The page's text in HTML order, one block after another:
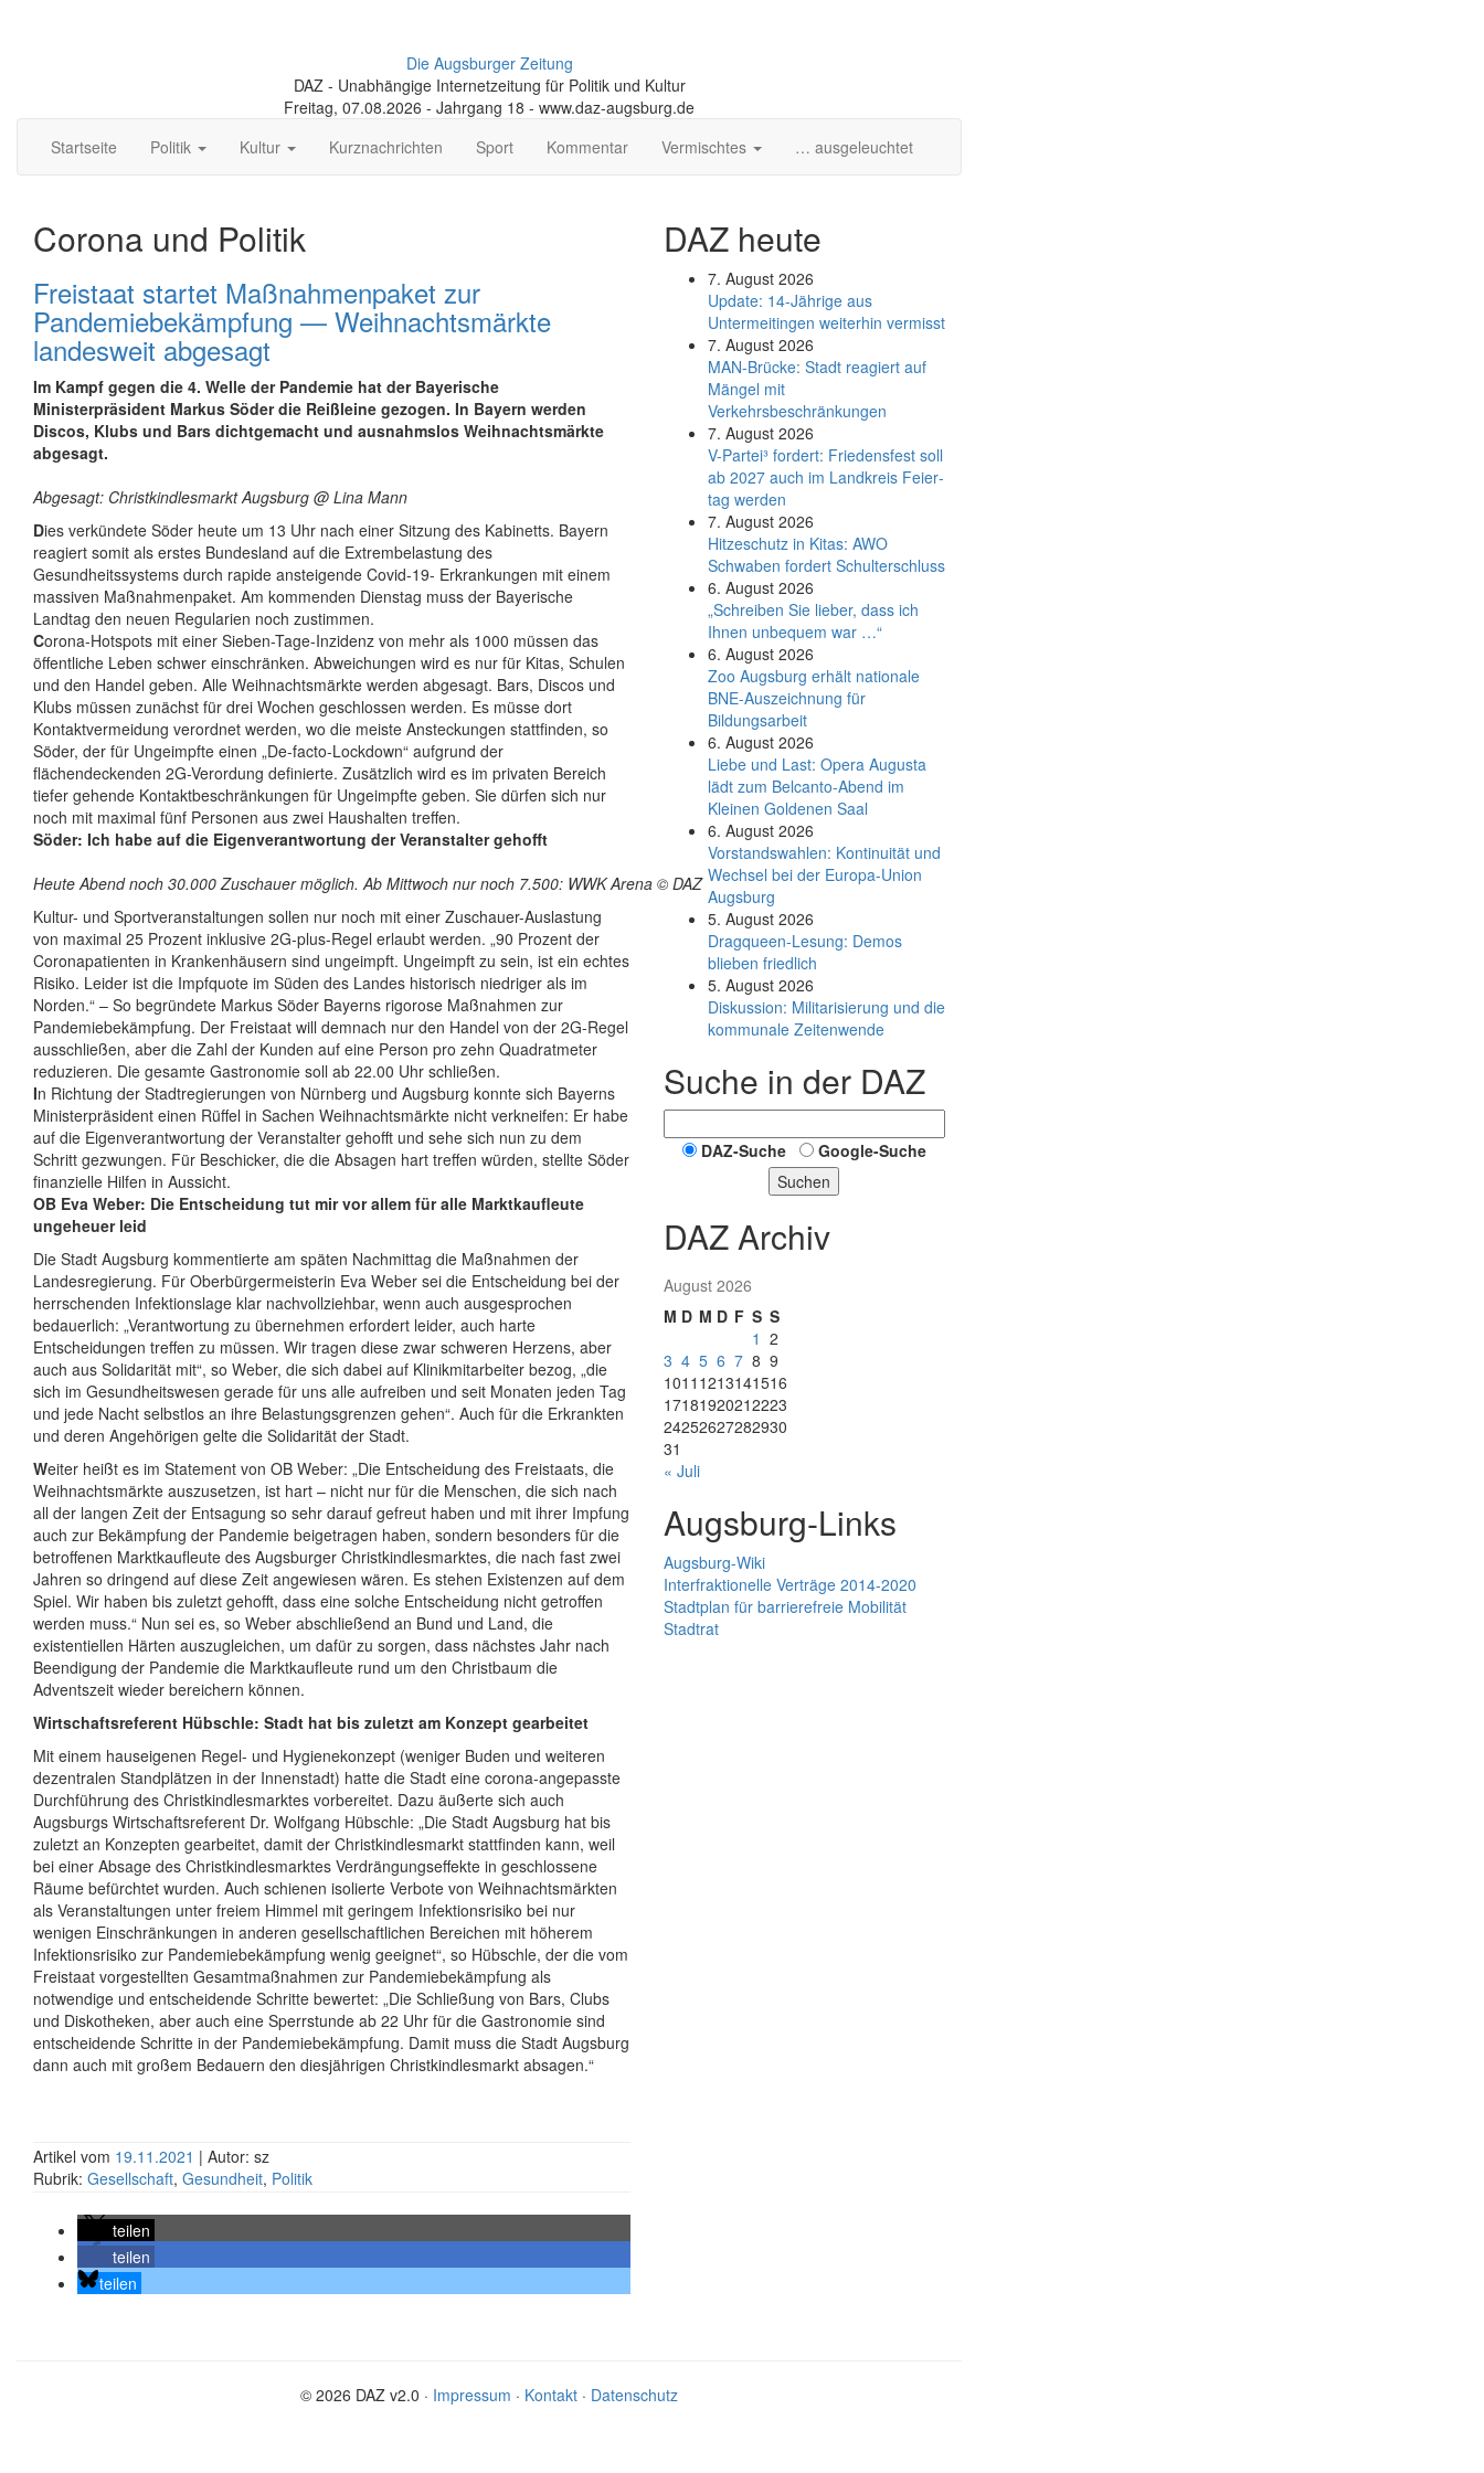
Die Augsburger Zeitung
DAZ - Unabhängige Internetzeitung für Politik und Kultur
Freitag, 07.08.2026 - Jahrgang 18 - www.daz-augsburg.de
Startseite
Politik Kultur Kurznachrichten Sport Kommentar Vermischtes … ausgeleuchtet
Corona und Politik
Freistaat startet Maßnahmenpaket zur
Pandemiebekämpfung — Weihnachtsmärkte
landesweit abgesagt
Im Kampf gegen die 4. Welle der Pandemie hat der Bayerische
Ministerpräsident Markus Söder die Reißleine gezogen. In Bayern werden
Discos, Klubs und Bars dichtgemacht und ausnahmslos Weihnachtsmärkte
abgesagt.
Abgesagt: Christkindlesmarkt Augsburg @ Lina Mann
Dies verkündete Söder heute um 13 Uhr nach einer Sitzung des Kabinetts. Bayern
reagiert somit als erstes Bundesland auf die Extrembelastung des
Gesundheitssystems durch rapide ansteigende Covid-19- Erkrankungen mit einem
massiven Maßnahmenpaket. Am kommenden Dienstag muss der Bayerische
Landtag den neuen Regularien noch zustimmen.
Corona-Hotspots mit einer Sieben-Tage-Inzidenz von mehr als 1000 müssen das
öffentliche Leben schwer einschränken. Abweichungen wird es nur für Kitas, Schulen
und den Handel geben. Alle Weihnachtsmärkte werden abgesagt. Bars, Discos und
Klubs müssen zunächst für drei Wochen geschlossen werden. Es müsse dort
Kontaktvermeidung verordnet werden, wo die meiste Ansteckungen stattfinden, so
Söder, der für Ungeimpfte einen „De-facto-Lockdown“ aufgrund der
flächendeckenden 2G-Verordung definierte. Zusätzlich wird es im privaten Bereich
tiefer gehende Kontaktbeschränkungen für Ungeimpfte geben. Sie dürfen sich nur
noch mit maximal fünf Personen aus zwei Haushalten treffen.
Söder: Ich habe auf die Eigenverantwortung der Veranstalter gehofft
Heute Abend noch 30.000 Zuschauer möglich. Ab Mittwoch nur noch 7.500: WWK Arena © DAZ
Kultur- und Sportveranstaltungen sollen nur noch mit einer Zuschauer-Auslastung
von maximal 25 Prozent inklusive 2G-plus-Regel erlaubt werden. „90 Prozent der
Coronapatienten in Krankenhäusern sind ungeimpft. Ungeimpft zu sein, ist ein echtes
Risiko. Leider ist die Impfquote im Süden des Landes historisch niedriger als im
Norden.“ – So begründete Markus Söder Bayerns rigorose Maßnahmen zur
Pandemiebekämpfung. Der Freistaat will demnach nur den Handel von der 2G-Regel
ausschließen, aber die Zahl der Kunden auf eine Person pro zehn Quadratmeter
reduzieren. Die gesamte Gastronomie soll ab 22.00 Uhr schließen.
In Richtung der Stadtregierungen von Nürnberg und Augsburg konnte sich Bayerns
Ministerpräsident einen Rüffel in Sachen Weihnachtsmärkte nicht verkneifen: Er habe
auf die Eigenverantwortung der Veranstalter gehofft und sehe sich nun zu dem
Schritt gezwungen. Für Beschicker, die die Absagen hart treffen würden, stellte Söder
finanzielle Hilfen in Aussicht.
OB Eva Weber: Die Entscheidung tut mir vor allem für alle Marktkaufleute
ungeheuer leid
Die Stadt Augsburg kommentierte am späten Nachmittag die Maßnahmen der
Landesregierung. Für Oberbürgermeisterin Eva Weber sei die Entscheidung bei der
herrschenden Infektionslage klar nachvollziehbar, wenn auch ausgesprochen
bedauerlich: „Verantwortung zu übernehmen erfordert leider, auch harte
Entscheidungen treffen zu müssen. Wir tragen diese zwar schweren Herzens, aber
auch aus Solidarität mit“, so Weber, die sich dabei auf Klinikmitarbeiter bezog, „die
sich im Gesundheitswesen gerade für uns alle aufreiben und seit Monaten jeden Tag
und jede Nacht selbstlos an ihre Belastungsgrenzen gehen“. Auch für die Erkrankten
und deren Angehörigen gelte die Solidarität der Stadt.
Weiter heißt es im Statement von OB Weber: „Die Entscheidung des Freistaats, die
Weihnachtsmärkte auszusetzen, ist hart – nicht nur für die Menschen, die sich nach
all der langen Zeit der Entsagung so sehr darauf gefreut haben und mit ihrer Impfung
auch zur Bekämpfung der Pandemie beigetragen haben, sondern besonders für die
betroffenen Marktkaufleute des Augsburger Christkindlesmarktes, die nach fast zwei
Jahren so dringend auf diese Zeit angewiesen wären. Es stehen Existenzen auf dem
Spiel. Wir haben bis zuletzt gehofft, dass eine solche Entscheidung nicht getroffen
werden muss.“ Nun sei es, so Weber abschließend an Bund und Land, die
existentiellen Härten auszugleichen, um dafür zu sorgen, dass nächstes Jahr nach
Beendigung der Pandemie die Marktkaufleute rund um den Christbaum die
Adventszeit wieder bereichern können.
Wirtschaftsreferent Hübschle: Stadt hat bis zuletzt am Konzept gearbeitet
Mit einem hauseigenen Regel- und Hygienekonzept (weniger Buden und weiteren
dezentralen Standplätzen in der Innenstadt) hatte die Stadt eine corona-angepasste
Durchführung des Christkindlesmarktes vorbereitet. Dazu äußerte sich auch
Augsburgs Wirtschaftsreferent Dr. Wolfgang Hübschle: „Die Stadt Augsburg hat bis
zuletzt an Konzepten gearbeitet, damit der Christkindlesmarkt stattfinden kann, weil
bei einer Absage des Christkindlesmarktes Verdrängungseffekte in geschlossene
Räume befürchtet wurden. Auch schienen isolierte Verbote von Weihnachtsmärkten
als Veranstaltungen unter freiem Himmel mit geringem Infektionsrisiko bei nur
wenigen Einschränkungen in anderen gesellschaftlichen Bereichen mit höherem
Infektionsrisiko zur Pandemiebekämpfung wenig geeignet“, so Hübschle, der die vom
Freistaat vorgestellten Gesamtmaßnahmen zur Pandemiebekämpfung als
notwendige und entscheidende Schritte bewertet: „Die Schließung von Bars, Clubs
und Diskotheken, aber auch eine Sperrstunde ab 22 Uhr für die Gastronomie sind
entscheidende Schritte in der Pandemiebekämpfung. Damit muss die Stadt Augsburg
dann auch mit großem Bedauern den diesjährigen Christkindlesmarkt absagen.“
Artikel vom 19.11.2021 | Autor: sz
Rubrik: Gesellschaft, Gesundheit, Politik
teilen
teilen
teilen
DAZ heute
7. August 2026
Update: 14-Jährige aus
Untermeitingen weiterhin vermisst
7. August 2026
MAN-Brücke: Stadt reagiert auf
Mängel mit
Verkehrsbeschränkungen
7. August 2026
V-Partei­³ fordert: Friedens­fest soll
ab 2027 auch im Land­kreis Feier­
tag werden
7. August 2026
Hitzeschutz in Kitas: AWO
Schwaben fordert Schulterschluss
6. August 2026
„Schreiben Sie lieber, dass ich
Ihnen unbequem war …“
6. August 2026
Zoo Augsburg erhält nationale
BNE-Auszeichnung für
Bildungsarbeit
6. August 2026
Liebe und Last: Opera Augusta
lädt zum Belcanto-Abend im
Kleinen Goldenen Saal
6. August 2026
Vorstandswahlen: Kontinuität und
Wechsel bei der Europa-Union
Augsburg
5. August 2026
Dragqueen-Lesung: Demos
blieben friedlich
5. August 2026
Diskussion: Mi­li­ta­ri­sie­rung und die
kommunale Zeitenwende
Suche in der DAZ
DAZ-Suche
Google-Suche
Suchen
DAZ Archiv
August 2026
M D M D F S S
1 2
3 4 5 6 7 8 9
1011 1213141516
17181920212223
24252627282930
31
« Juli
Augsburg-Links
Augsburg-Wiki
Interfraktionelle Verträge 2014-2020
Stadtplan für barrierefreie Mobilität
Stadtrat
© 2026 DAZ v2.0 · Impressum · Kontakt · Datenschutz